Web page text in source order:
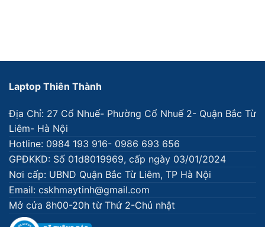
Laptop Thiên Thành
Địa Chỉ: 27 Cổ Nhuế- Phường Cổ Nhuế 2- Quận Bắc Từ
Liêm- Hà Nội
Hotline: 0984 193 916- 0986 693 656
GPĐKKD: Số 01d8019969, cấp ngày 03/01/2024
Nơi cấp: UBND Quận Bắc Từ Liêm, TP Hà Nội
Email: cskhmaytinh@gmail.com
Mở cửa 8h00-20h từ Thứ 2-Chủ nhật